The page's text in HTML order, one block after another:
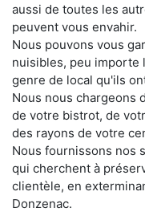
aussi de toutes les
peuvent vous envahir.
Nous pouvons vous
nuisibles, peu importe
genre de local qu'ils
Nous nous chargeons
de votre bistrot, de
des rayons de votre
Nous fournissons nos
qui cherchent à
clientèle, en
Donzenac.